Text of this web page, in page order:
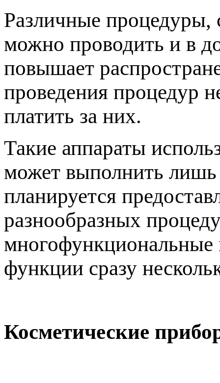
Различные процедуры,
можно проводить и в
повышает
проведения процедур
платить за них.
Такие аппараты
может выполнить
планируется
разнообразных
многофункциональные
функции сразу
Косметические